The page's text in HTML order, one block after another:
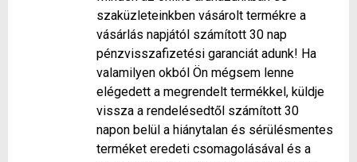
szaküzleteinkben vásárolt termékre a
vásárlás napjától számított 30 nap
pénzvisszafizetési garanciát adunk! Ha
valamilyen okból Ön mégsem lenne
elégedett a megrendelt termékkel, küldje
vissza a rendelésedtől számított 30
napon belül a hiánytalan és sérülésmentes
terméket eredeti csomagolásával és a